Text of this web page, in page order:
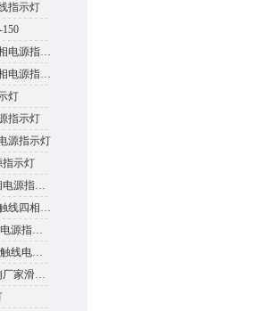
指示灯
ABC-HCX-150天车四相电源指示灯
ABC-HCX-150天车三相电源指示灯
灯
指示灯
源指示灯
指示灯
ABC-HCX-50天车三相电源指示灯
ABC-HCX-100铁壳滑触线四相电源指示灯
ABC-hcx-100滑线三相电源指示灯
ABC-hcx-100超薄型滑触线电源指示灯
ABC-hcx-100 上海直销厂家滑触线指示灯